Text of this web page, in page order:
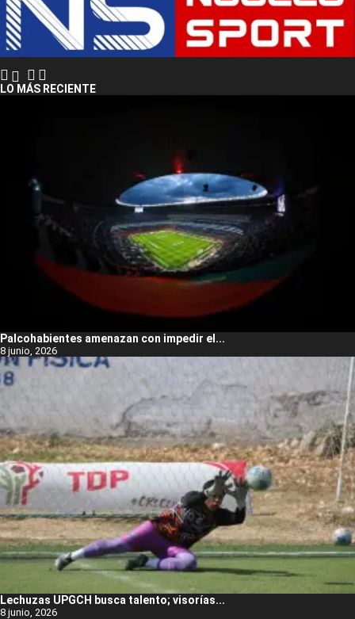
LO MÁS RECIENTE
Palcohabientes amenazan con impedir el...
8 junio, 2026
Lechuzas UPGCH busca talento; visorías...
8 junio, 2026